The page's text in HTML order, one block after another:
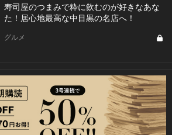
寿司屋のつまみで粋に飲むのが好きなあな
た！居心地最高な中目黒の名店へ！
グルメ